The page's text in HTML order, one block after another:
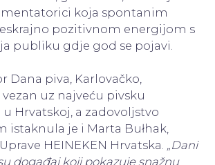
koja spontanim
pozitivnom energijom s
publiku gdje god se pojavi.
Dana piva, Karlovačko,
uz najveću pivsku
Hrvatskoj, a zadovoljstvo
istaknula je i Marta Bułhak,
HEINEKEN Hrvatska. „Dani
događaj koji pokazuje snažnu